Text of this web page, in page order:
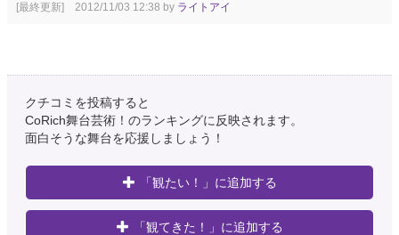
[最終更新] 2012/11/03 12:38 by ライトアイ
クチコミを投稿すると
CoRich舞台芸術！のランキングに反映されます。
面白そうな舞台を応援しましょう！
「観たい！」に追加する
「観てきた！」に追加する